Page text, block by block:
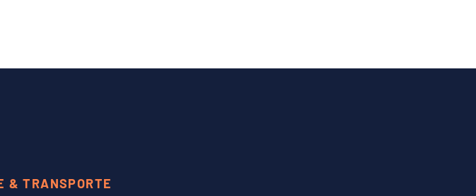
& TRANSPORTE